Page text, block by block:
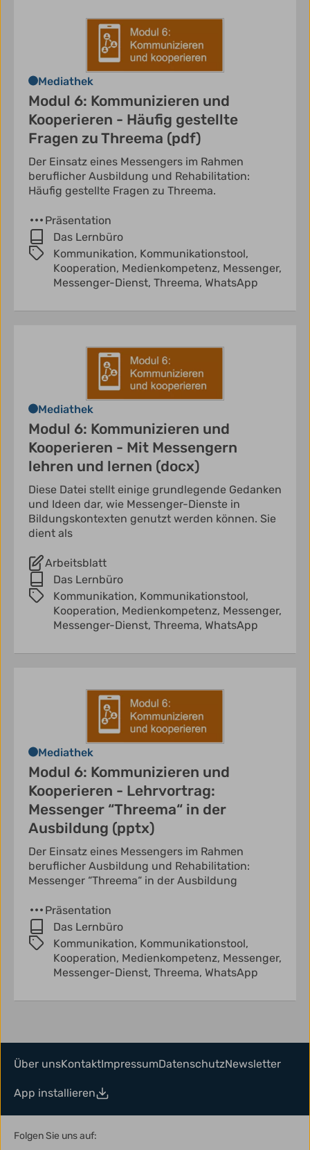
Mediathek
Modul 6: Kommunizieren und
Kooperieren - Häufig gestellte
Fragen zu Threema (pdf)
Der Einsatz eines Messengers im Rahmen
beruflicher Ausbildung und Rehabilitation:
Häufig gestellte Fragen zu Threema.
Präsentation
Das Lernbüro
Kommunikation, Kommunikationstool,
Kooperation, Medienkompetenz, Messenger,
Messenger-Dienst, Threema, WhatsApp
Mediathek
Modul 6: Kommunizieren und
Kooperieren - Mit Messengern
lehren und lernen (docx)
Diese Datei stellt einige grundlegende Gedanken
und Ideen dar, wie Messenger-Dienste in
Bildungskontexten genutzt werden können. Sie
dient als
Arbeitsblatt
Das Lernbüro
Kommunikation, Kommunikationstool,
Kooperation, Medienkompetenz, Messenger,
Messenger-Dienst, Threema, WhatsApp
Mediathek
Modul 6: Kommunizieren und
Kooperieren - Lehrvortrag:
Messenger “Threema“ in der
Ausbildung (pptx)
Der Einsatz eines Messengers im Rahmen
beruflicher Ausbildung und Rehabilitation:
Messenger “Threema“ in der Ausbildung
Präsentation
Das Lernbüro
Kommunikation, Kommunikationstool,
Kooperation, Medienkompetenz, Messenger,
Messenger-Dienst, Threema, WhatsApp
Über unsKontaktImpressumDatenschutzNewsletter
App installieren
Folgen Sie uns auf: